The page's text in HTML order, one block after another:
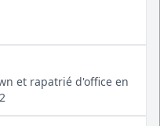
et rapatrié d'office en